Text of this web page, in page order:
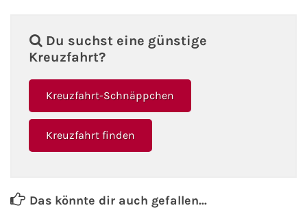
Color Line
DFDS Seaways
Finnlines
FRS Baltic
Du suchst eine günstige
Kreuzfahrt?
Kreuzfahrt-Schnäppchen
Kreuzfahrt finden
Das könnte dir auch gefallen...